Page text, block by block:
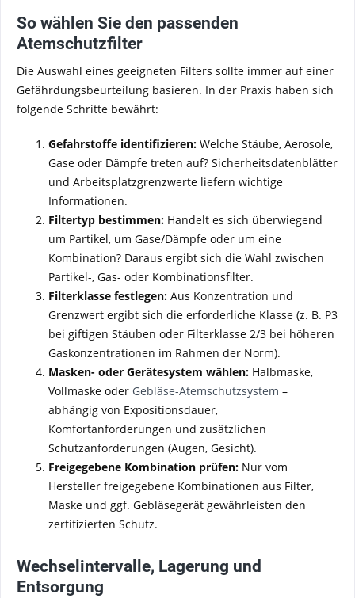
So wählen Sie den passenden
Atemschutzfilter
Die Auswahl eines geeigneten Filters sollte immer auf einer
Gefährdungsbeurteilung basieren. In der Praxis haben sich
folgende Schritte bewährt:
Gefahrstoffe identifizieren: Welche Stäube, Aerosole,
Gase oder Dämpfe treten auf? Sicherheitsdatenblätter
und Arbeitsplatzgrenzwerte liefern wichtige
Informationen.
Filtertyp bestimmen: Handelt es sich überwiegend
um Partikel, um Gase/Dämpfe oder um eine
Kombination? Daraus ergibt sich die Wahl zwischen
Partikel-, Gas- oder Kombinationsfilter.
Filterklasse festlegen: Aus Konzentration und
Grenzwert ergibt sich die erforderliche Klasse (z. B. P3
bei giftigen Stäuben oder Filterklasse 2/3 bei höheren
Gaskonzentrationen im Rahmen der Norm).
Masken- oder Gerätesystem wählen: Halbmaske,
Vollmaske oder Gebläse-Atemschutzsystem –
abhängig von Expositionsdauer,
Komfortanforderungen und zusätzlichen
Schutzanforderungen (Augen, Gesicht).
Freigegebene Kombination prüfen: Nur vom
Hersteller freigegebene Kombinationen aus Filter,
Maske und ggf. Gebläsegerät gewährleisten den
zertifizierten Schutz.
Wechselintervalle, Lagerung und
Entsorgung